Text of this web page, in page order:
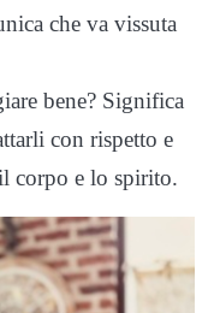
che va vissuta
bene? Significa
con rispetto e
corpo e lo spirito.